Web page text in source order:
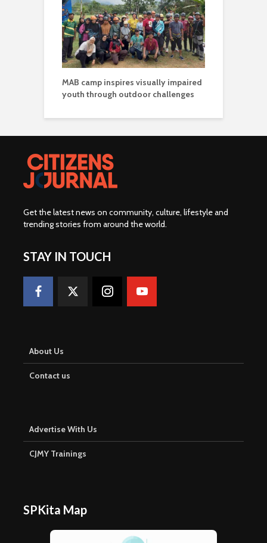
MAB camp inspires visually impaired
youth through outdoor challenges
Get the latest news on community, culture, lifestyle and
trending stories from around the world.
STAY IN TOUCH
About Us
Contact us
Advertise With Us
CJMY Trainings
SPKita Map